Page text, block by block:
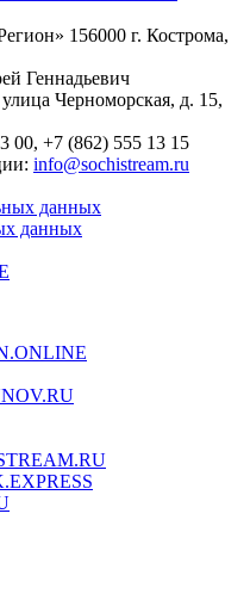
156000 г. Кострома,
Геннадьевич
Черноморская, д. 15,
00, +7 (862) 555 13 15
info@sochistream.ru
данных
данных